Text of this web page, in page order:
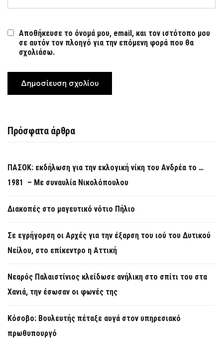
Αποθήκευσε το όνομά μου, email, και τον ιστότοπο μου
σε αυτόν τον πλοηγό για την επόμενη φορά που θα
σχολιάσω.
Πρόσφατα άρθρα
ΠΑΣΟΚ: εκδήλωση για την εκλογική νίκη του Ανδρέα το …
1981 – Με συναυλία Νικολόπουλου
Διακοπές στο μαγευτικό νότιο Πήλιο
Σε εγρήγορση οι Αρχές για την έξαρση του ιού του Δυτικού
Νείλου, στο επίκεντρο η Αττική
Νεαρός Παλαιστίνιος κλείδωσε ανήλικη στο σπίτι του στα
Χανιά, την έσωσαν οι φωνές της
Κόσοβο: Βουλευτής πέταξε αυγά στον υπηρεσιακό
πρωθυπουργό